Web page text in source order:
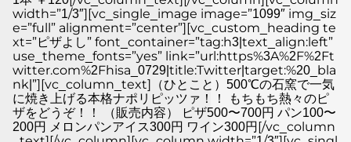
width=”1/3″][vc_single_image image=”1099″ img_siz
e=”full” alignment=”center”][vc_custom_heading te
xt=”ピザよし” font_container=”tag:h3|text_align:left”
use_theme_fonts=”yes” link=”url:https%3A%2F%2Ft
witter.com%2Fhisa_0729|title:Twitter|target:%20_bla
nk|”][vc_column_text]（ひとこと）500℃の石窯で一気
に焼き上げる本格ナポリピッツァ！！ もちもち熱々のピ
ザをどうぞ！！ （販売内容） ピザ500〜700円 パン100〜
200円 メロンパンアイス300円 ワイン300円[/vc_column